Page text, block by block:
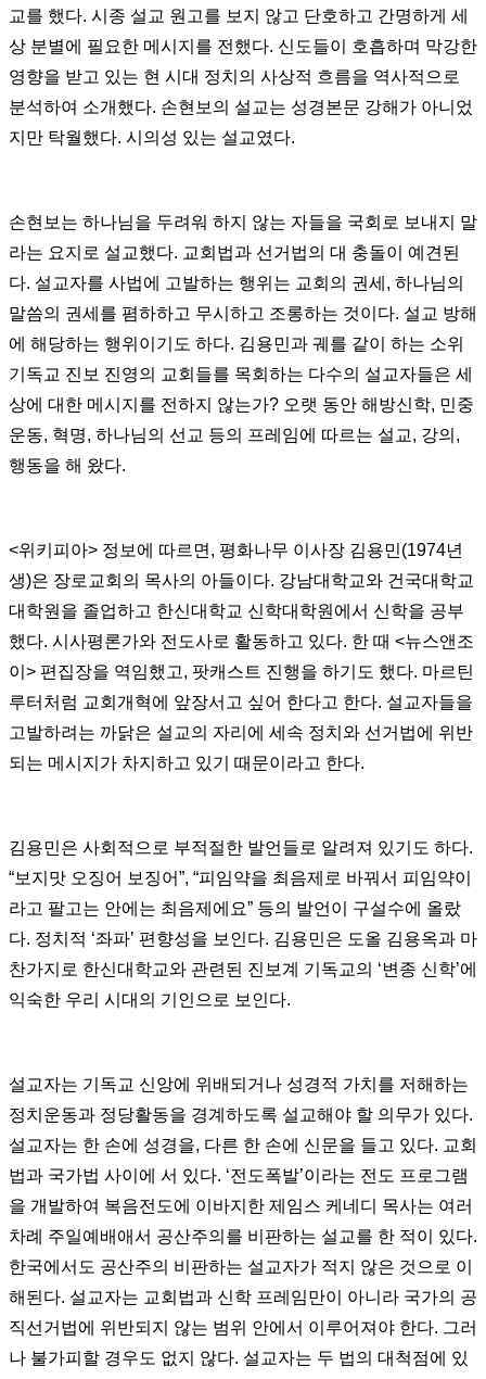
교를 했다. 시종 설교 원고를 보지 않고 단호하고 간명하게 세
상 분별에 필요한 메시지를 전했다. 신도들이 호흡하며 막강한
영향을 받고 있는 현 시대 정치의 사상적 흐름을 역사적으로
분석하여 소개했다. 손현보의 설교는 성경본문 강해가 아니었
지만 탁월했다. 시의성 있는 설교였다.
손현보는 하나님을 두려워 하지 않는 자들을 국회로 보내지 말
라는 요지로 설교했다. 교회법과 선거법의 대 충돌이 예견된
다. 설교자를 사법에 고발하는 행위는 교회의 권세, 하나님의
말씀의 권세를 폄하하고 무시하고 조롱하는 것이다. 설교 방해
에 해당하는 행위이기도 하다. 김용민과 궤를 같이 하는 소위
기독교 진보 진영의 교회들를 목회하는 다수의 설교자들은 세
상에 대한 메시지를 전하지 않는가? 오랫 동안 해방신학, 민중
운동, 혁명, 하나님의 선교 등의 프레임에 따르는 설교, 강의,
행동을 해 왔다.
<위키피아> 정보에 따르면, 평화나무 이사장 김용민(1974년
생)은 장로교회의 목사의 아들이다. 강남대학교와 건국대학교
대학원을 졸업하고 한신대학교 신학대학원에서 신학을 공부
했다. 시사평론가와 전도사로 활동하고 있다. 한 때 <뉴스앤조
이> 편집장을 역임했고, 팟캐스트 진행을 하기도 했다. 마르틴
루터처럼 교회개혁에 앞장서고 싶어 한다고 한다. 설교자들을
고발하려는 까닭은 설교의 자리에 세속 정치와 선거법에 위반
되는 메시지가 차지하고 있기 때문이라고 한다.
김용민은 사회적으로 부적절한 발언들로 알려져 있기도 하다.
“보지맛 오징어 보징어”, “피임약을 최음제로 바꿔서 피임약이
라고 팔고는 안에는 최음제에요” 등의 발언이 구설수에 올랐
다. 정치적 ‘좌파’ 편향성을 보인다. 김용민은 도올 김용옥과 마
찬가지로 한신대학교와 관련된 진보계 기독교의 ‘변종 신학’에
익숙한 우리 시대의 기인으로 보인다.
설교자는 기독교 신앙에 위배되거나 성경적 가치를 저해하는
정치운동과 정당활동을 경계하도록 설교해야 할 의무가 있다.
설교자는 한 손에 성경을, 다른 한 손에 신문을 들고 있다. 교회
법과 국가법 사이에 서 있다. ‘전도폭발’이라는 전도 프로그램
을 개발하여 복음전도에 이바지한 제임스 케네디 목사는 여러
차례 주일예배애서 공산주의를 비판하는 설교를 한 적이 있다.
한국에서도 공산주의 비판하는 설교자가 적지 않은 것으로 이
해된다. 설교자는 교회법과 신학 프레임만이 아니라 국가의 공
직선거법에 위반되지 않는 범위 안에서 이루어져야 한다. 그러
나 불가피할 경우도 없지 않다. 설교자는 두 법의 대척점에 있